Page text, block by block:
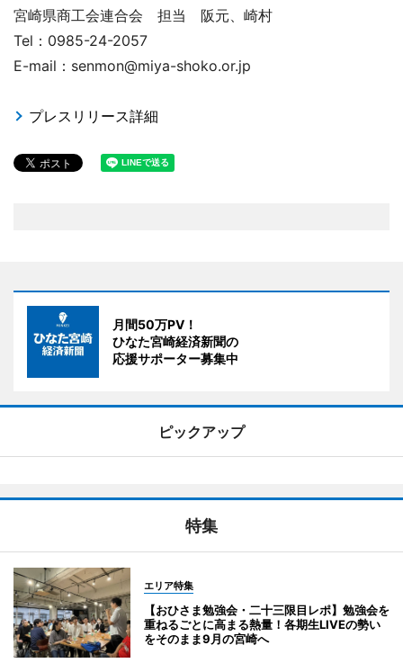
宮崎県商工会連合会 担当 阪元、崎村
Tel：0985-24-2057
E-mail：senmon@miya-shoko.or.jp
プレスリリース詳細
月間50万PV！
ひなた宮崎経済新聞の
応援サポーター募集中
ピックアップ
特集
エリア特集
【おひさま勉強会・二十三限目レポ】勉強会を
重ねるごとに高まる熱量！各期生LIVEの勢い
をそのまま9月の宮崎へ